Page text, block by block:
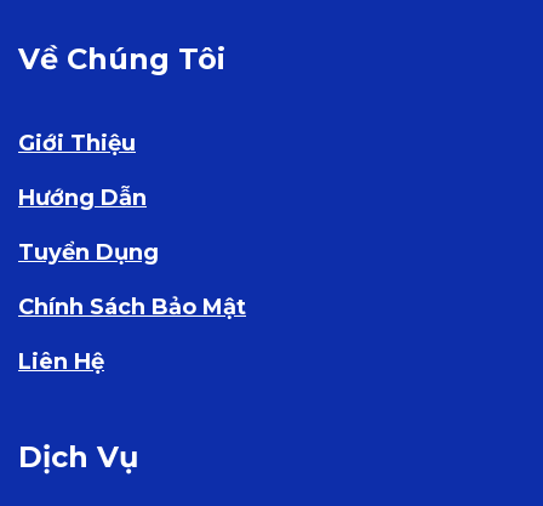
Về Chúng Tôi
Giới Thiệu
Hướng Dẫn
Tuyển Dụng
Chính Sách Bảo Mật
Liên Hệ
Dịch Vụ